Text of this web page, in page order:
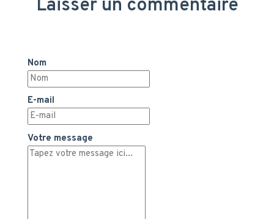
Laisser un commentaire
Nom
E-mail
Votre message